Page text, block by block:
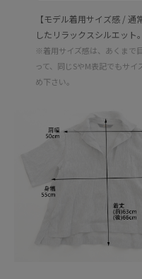
【モデル着用サイズ感 /
したリラックスシルエット
※着用サイズ感は、あくまで
って、同じSやM表記でもサ
め下さい。